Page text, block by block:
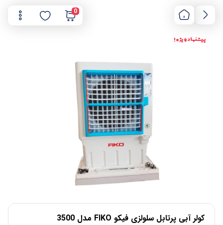
0
پیشنهاد ویژه !
کولر آبی پرتابل سلولزی فیکو FIKO مدل 3500